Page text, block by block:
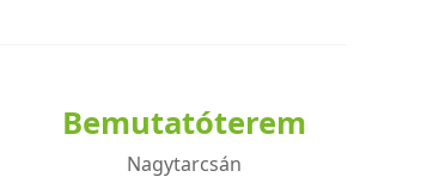
Bemutatóterem
Nagytarcsán